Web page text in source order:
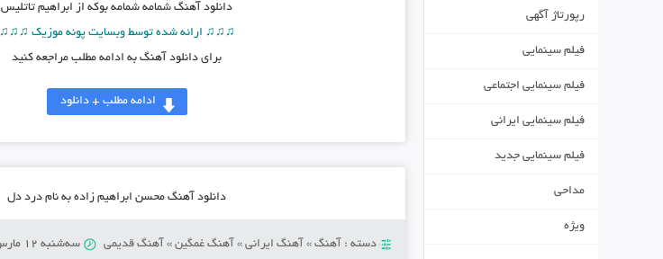
دانلود آهنگشمامه شمامه بوکه از ابراهیم تاتلیس
♫♫♫ ارائه شده توسط وبسایت پونه موزیک ♫♫♫
برای دانلود آهنگ به ادامه مطلب مراجعه کنید
ادامه مطلب + دانلود
دانلود آهنگ محسن ابراهیم زاده به نام درد دل
دسته : آهنگ» آهنگ ایرانی» آهنگ غمگین» آهنگ قدیمی سه‌شنبه 12 مارس 2019
رپورتاژ آگهی
فیلم سینمایی
فیلم سینمایی اجتماعی
فیلم سینمایی ایرانی
فیلم سینمایی جدید
مداحی
ویژه